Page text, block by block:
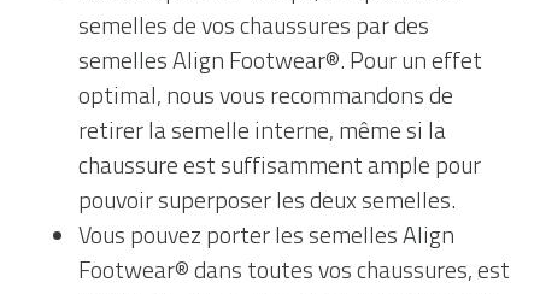
semelles de vos chaussures par des
semelles Align Footwear®. Pour un effet
optimal, nous vous recommandons de
retirer la semelle interne, même si la
chaussure est suffisamment ample pour
pouvoir superposer les deux semelles.
Vous pouvez porter les semelles Align
Footwear® dans toutes vos chaussures, est